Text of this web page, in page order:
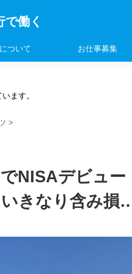
働く
ついて お仕事募集
ます。
>
でNISAデビュ
きなり含み損